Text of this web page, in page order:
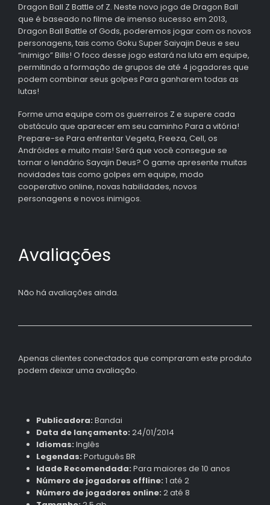
Dragon Ball Z Battle of Z. Neste novo jogo de Dragon Ball
que é baseado no filme de imenso sucesso em 2013,
Dragon Ball Battle of Gods, poderemos jogar com os novos
personagens, tais como Goku Super Saiyajin Deus e seu
“inimigo” Bills! O foco desse jogo estará na luta em equipe,
permitindo a formação de grupos de até 4 jogadores que
podem combinar seus golpes Para ganharem todas as
lutas!
Forme uma equipe com os guerreiros Z e supere cada
obstáculo que aparecer em seu caminho Para a vitória!
Prepare-se Para enfrentar Vegeta, Freeza, Cell, os
Andróides e muito mais! Será que você consegue se
tornar o lendário Sayajin Deus? O game apresente muitas
novidades tais como golpes em equipe, modo
cooperativo online, novas habilidades, novos
personagens e novos inimigos.
Avaliações
Não há avaliações ainda.
Apenas clientes conectados que compraram este produto
podem deixar uma avaliação.
Publicadora: Bandai
Data de lançamento: 24/01/2014
Idiomas: Inglês
Legendas: Português BR
Idade Recomendada: Para maiores de 10 anos
Número de jogadores offline: 1 até 2
Número de jogadores online: 2 até 8